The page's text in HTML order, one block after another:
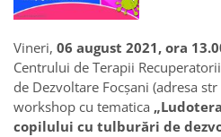
Vineri, 06 august 2021, ora
Centrului de Terapii
de Dezvoltare Focşani (adresa
workshop cu tematica
copilului cu tulburări de